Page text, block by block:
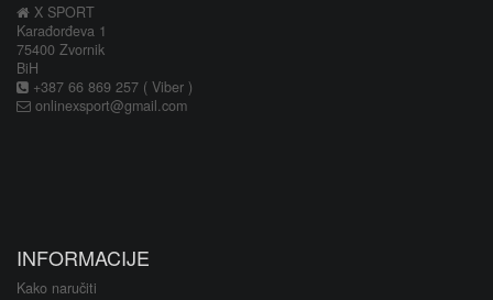
X SPORT
Karađorđeva 1
75400 Zvornik
BiH
+387 66 869 257 ( Viber )
onlinexsport@gmail.com
INFORMACIJE
Kako naručiti